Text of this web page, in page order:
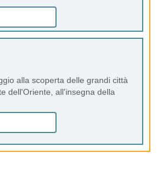
alla scoperta delle grandi città
dell'Oriente, all'insegna della